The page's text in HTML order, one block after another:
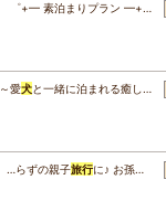
゜+━ 素泊まりプラン ━+…
～愛犬と一緒に泊まれる癒し…
…らずの親子旅行に♪ お孫…